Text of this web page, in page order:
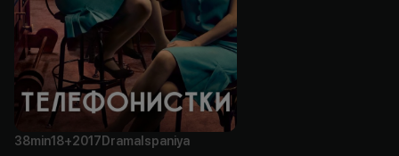
38min18+2017 Drama Ispaniya